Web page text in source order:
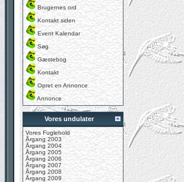
Brugernes ord
Kontakt siden
Event Kalendar
Søg
Gæstebog
Kontakt
Opret en Annonce
Annonce
Vores undulater
Vores Fuglehold
Årgang 2003
Årgang 2004
Årgang 2005
Årgang 2006
Årgang 2007
Årgang 2008
Årgang 2009